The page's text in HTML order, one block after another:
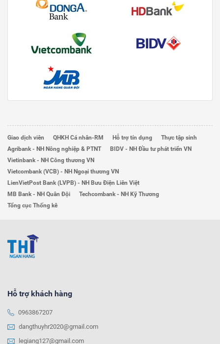
Giao dịch viên QHKH Cá nhân-RM Hỗ trợ tín dụng
Thực tập sinh
Agribank - NH Nông nghiệp & PTNT
BIDV - NH Đầu tư phát triển VN
Vietinbank - NH Công thương VN
Vietcombank (VCB) - NH Ngoại thương VN
LienVietPost Bank (LVPB) - NH Bưu Điện Liên Việt
MB Bank - NH Quân Đội
Techcombank - NH Kỹ Thương
Tổng cục Thống kê
Hỗ trợ khách hàng
0963867207
dangthuyhr2020@gmail.com
legiang127@gmail.com